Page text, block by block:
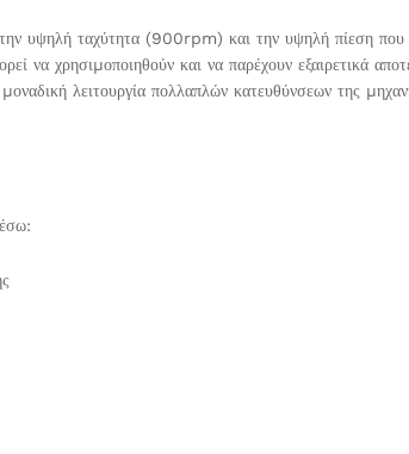
ταχύτητα (900rpm) και την υψηλή πίεση που
να χρησιµοποιηθούν και να παρέχουν εξαιρετικά
λειτουργία πολλαπλών κατευθύνσεων της